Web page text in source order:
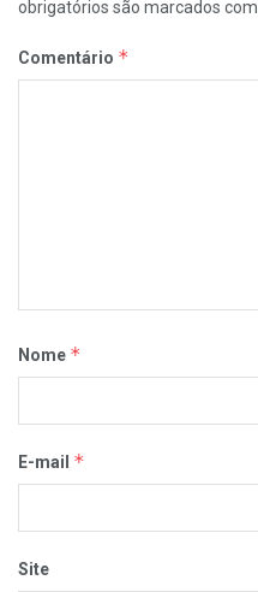
obrigatórios são marcados com
Comentário *
Nome *
E-mail *
Site